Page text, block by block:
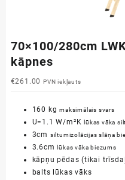
70×100/280cm
kāpnes
€261.00 PVN iekļauts
160 kgmaksimālais svars
U=1.1 W/m²K lūkas vāka
3cm siltumizolācijas slāņa
3.6cm lūkas vāka biezums
kāpņu pēdas (tikai
balts lūkas vāks